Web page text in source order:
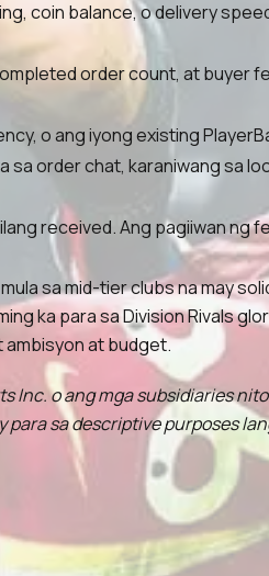
coin balance, o delivery
order count, at buyer
o ang iyong existing
order chat, karaniwang sa
received. Ang pagiiwan ng
sa mid-tier clubs na may
ka para sa Division Rivals
ambisyon at budget.
o ang mga subsidiaries
sa descriptive purposes